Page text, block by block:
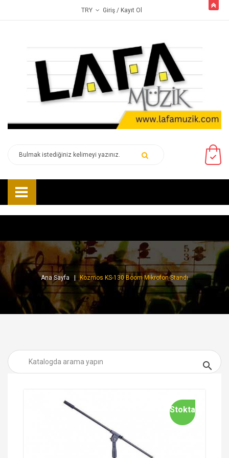
TRY Giriş / Kayıt Ol
Ana Sayfa Kozmos KS-130 Boom Mikrofon Standı

Stokta